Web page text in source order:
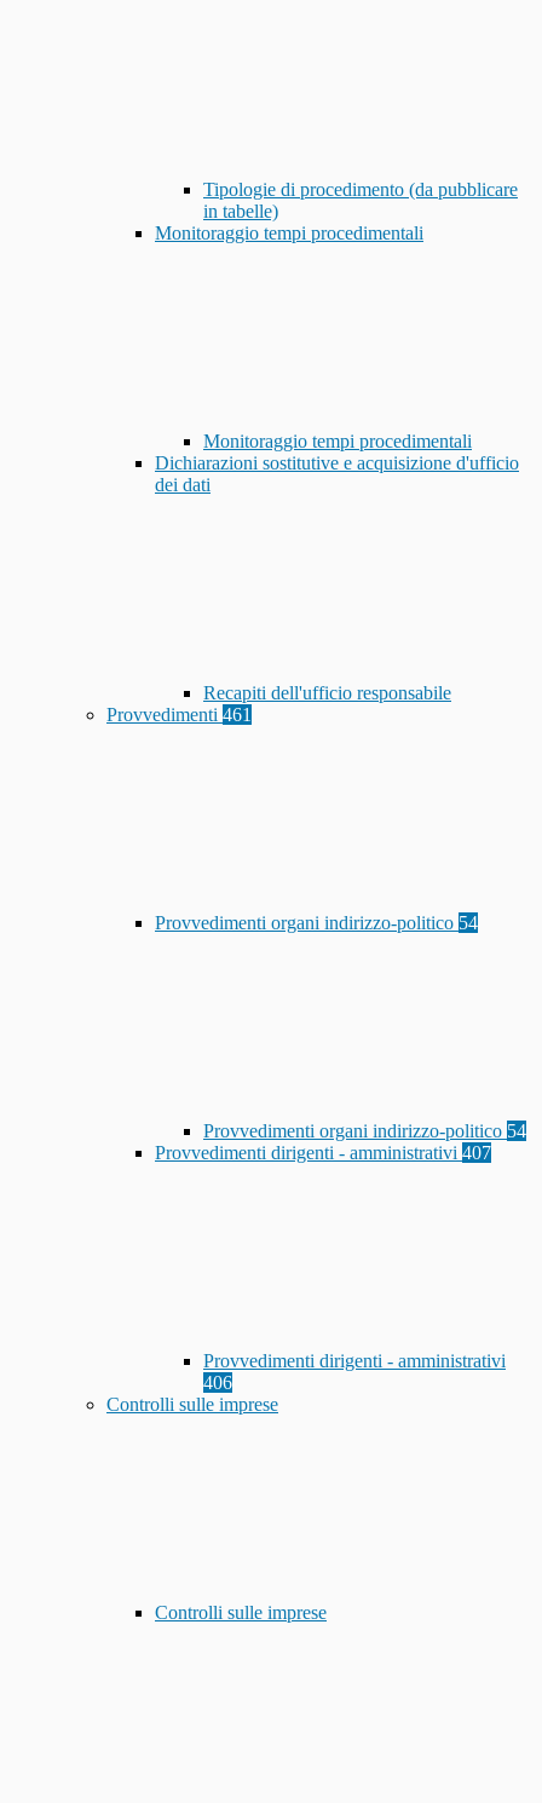
Tipologie di procedimento (da pubblicare
in tabelle)
Monitoraggio tempi procedimentali
Monitoraggio tempi procedimentali
Dichiarazioni sostitutive e acquisizione d'ufficio
dei dati
Recapiti dell'ufficio responsabile
Provvedimenti 461
Provvedimenti organi indirizzo-politico 54
Provvedimenti organi indirizzo-politico 54
Provvedimenti dirigenti - amministrativi 407
Provvedimenti dirigenti - amministrativi
406
Controlli sulle imprese
Controlli sulle imprese